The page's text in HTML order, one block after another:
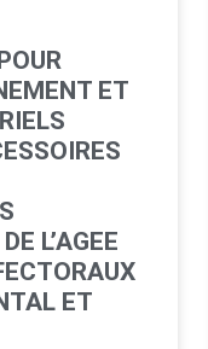
ET
L’AGEE
ET